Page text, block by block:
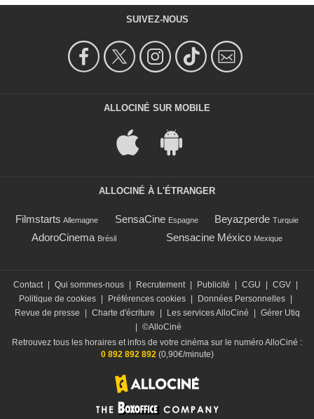
SUIVEZ-NOUS
ALLOCINÉ SUR MOBILE
ALLOCINÉ À L'ÉTRANGER
Filmstarts Allemagne SensaCine Espagne Beyazperde Turquie
AdoroCinema Brésil Sensacine México Mexique
Contact Qui sommes-nous Recrutement Publicité CGU CGV
Politique de cookies
Préférences cookies Données Personnelles
Revue de presse
Charte d'écriture Les services AlloCiné
Gérer Utiq
©AlloCiné
Retrouvez tous les horaires et infos de votre cinéma sur le numéro AlloCiné :
0 892 892 892(0,90€/minute)